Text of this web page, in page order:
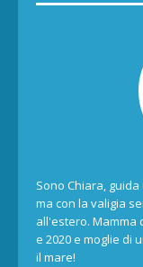
Sono Chiara,
ma con la valigia
all'estero. Mamma
e 2020 e moglie di
il mare!